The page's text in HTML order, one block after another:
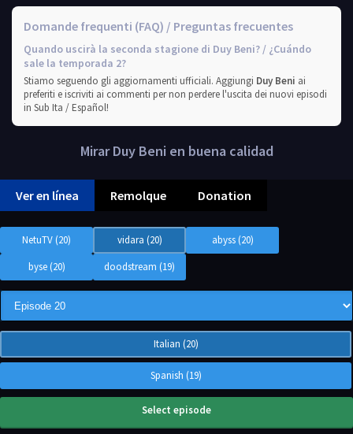
Domande frequenti (FAQ) / Preguntas frecuentes
Quando uscirà la seconda stagione di Duy Beni? / ¿Cuándo
sale la temporada 2?
Stiamo seguendo gli aggiornamenti ufficiali. Aggiungi Duy Beni ai
preferiti e iscriviti ai commenti per non perdere l'uscita dei nuovi episodi
in Sub Ita / Español!
Mirar Duy Beni en buena calidad
Ver en línea Remolque Donation
NetuTV (20) vidara (20)
abyss (20)
byse (20)
doodstream (19)
Italian (20)
Spanish (19)
Select episode